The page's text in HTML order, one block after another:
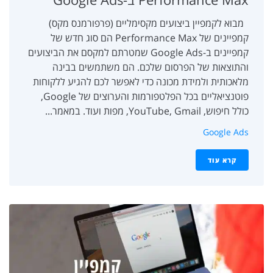
מבוא לקמפיין ביצועים מקסימליים (פרפורמנס מקס)
קמפיינים של Performance Max הם סוג חדש של
קמפיינים ב-Google Ads שמטרתם למקסם את הביצועים
והתוצאות של הפרסום שלכם. הם משתמשים בבינה
מלאכותית ולמידת מכונה כדי לאפשר לכם להגיע ללקוחות
פוטנציאליים בכל הפלטפורמות והערוצים של Google,
כולל חיפוש, YouTube, Gmail, מפות ועוד. במאמר...
Google Ads
קרא עוד